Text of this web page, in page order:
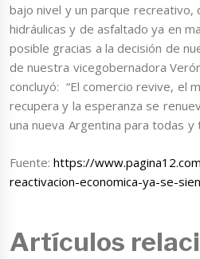
bajo nivel y un parque recreativo,
hidráulicas y de asfaltado ya en
posible gracias a la decisión de
de nuestra vicegobernadora
concluyó: “El comercio revive, el
recupera y la esperanza se
una nueva Argentina para todas y
Fuente:https://
reactivacion-economica-ya-se-
Artículos